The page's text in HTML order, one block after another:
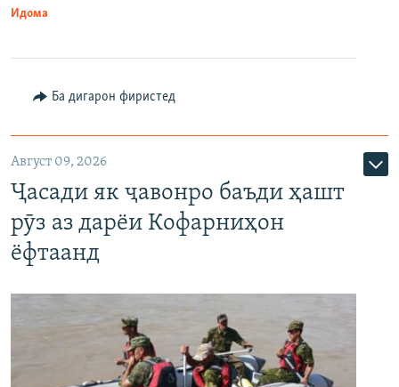
Идома
Ба дигарон фиристед
Август 09, 2026
Ҷасади як ҷавонро баъди ҳашт
рӯз аз дарёи Кофарниҳон
ёфтаанд